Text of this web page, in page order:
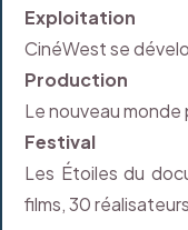
Exploitation
CinéWest se
Production
Le nouveau
Festival
Les Étoiles du
films, 30